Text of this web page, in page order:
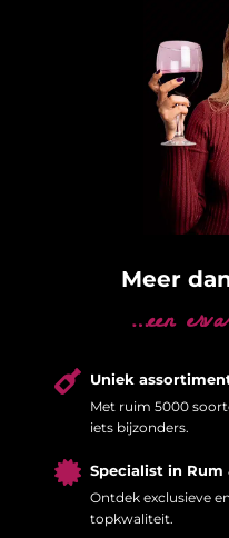
Meer
…een
 Uniek
Met ruim 5000
iets bijzonders.
 Specialist in Rum
Ontdek exclusieve
topkwaliteit.